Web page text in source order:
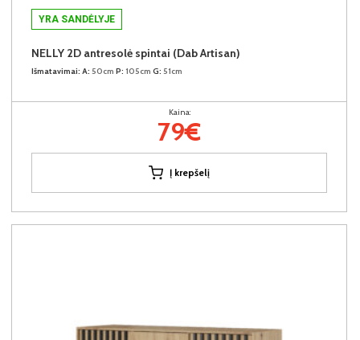
YRA SANDĖLYJE
NELLY 2D antresolė spintai (Dab Artisan)
Išmatavimai: A: 50cm P: 105cm G: 51cm
Kaina:
79€
Į krepšelį